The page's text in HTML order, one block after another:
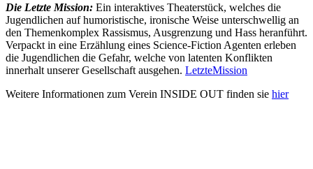
Die Letzte Mission: Ein interaktives Theaterstück, welches die
Jugendlichen auf humoristische, ironische Weise unterschwellig an
den Themenkomplex Rassismus, Ausgrenzung und Hass heranführt.
Verpackt in eine Erzählung eines Science-Fiction Agenten erleben
die Jugendlichen die Gefahr, welche von latenten Konflikten
innerhalt unserer Gesellschaft ausgehen. LetzteMission
Weitere Informationen zum Verein INSIDE OUT finden sie hier